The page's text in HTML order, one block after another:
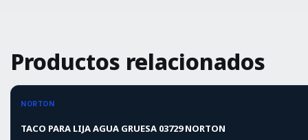
Productos relacionados
-10%
-10%OFF
NORTON
TACO PARA LIJA AGUA GRUESA 03729 NORTON